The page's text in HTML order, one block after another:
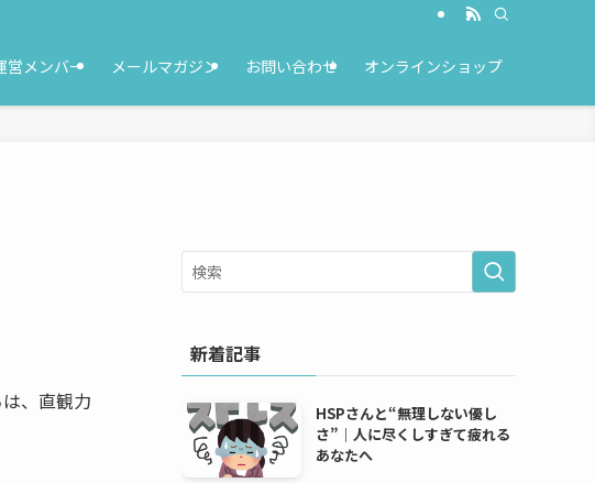
営メンバー メールマガジン お問い合わせ オンラインショップ
、直観力
新着記事
HSPさんと“無理しない優し
さ”｜人に尽くしすぎて疲れる
あなたへ